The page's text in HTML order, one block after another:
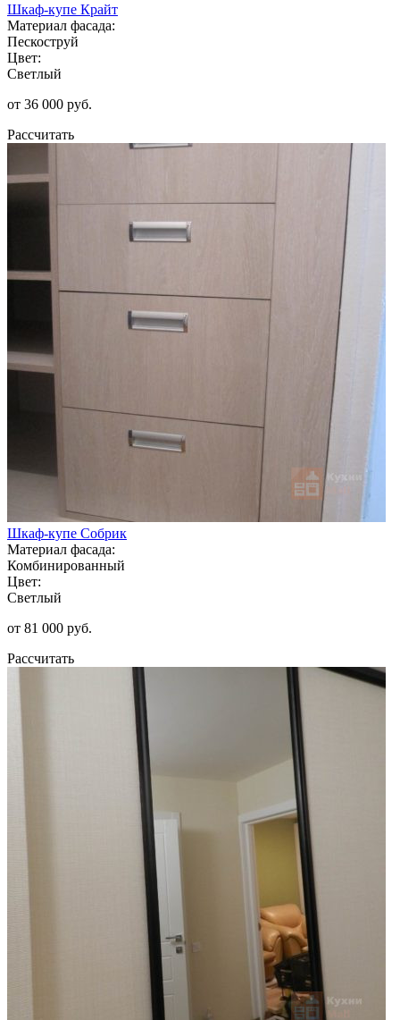
Шкаф-купе Крайт
Материал фасада:
Пескоструй
Цвет:
Светлый
от 36 000 руб.
Рассчитать
Шкаф-купе Собрик
Материал фасада:
Комбинированный
Цвет:
Светлый
от 81 000 руб.
Рассчитать